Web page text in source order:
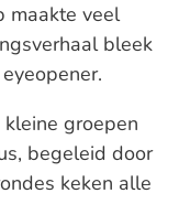
maakte veel
bleek
groepen
begeleid door
keken alle